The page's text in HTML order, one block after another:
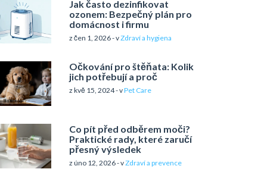
Jak často dezinfikovat
ozonem: Bezpečný plán pro
domácnost i firmu
z čen 1, 2026 - vZdraví a hygiena
Očkování pro štěňata: Kolik
jich potřebují a proč
z kvě 15, 2024 - vPet Care
Co pít před odběrem moči?
Praktické rady, které zaručí
přesný výsledek
z úno 12, 2026 - vZdraví a prevence